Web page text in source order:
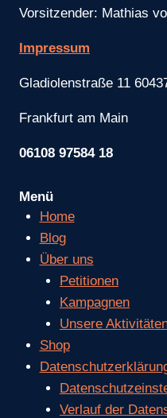
Vorsitzender: Mathias
Impressum
Gladiolenstraße 11
Frankfurt am Main
06108 97584 18
Menü
Home
Blog
Über uns
Petitionen
Kampagnen
Unsere
Shop
Verlauf der